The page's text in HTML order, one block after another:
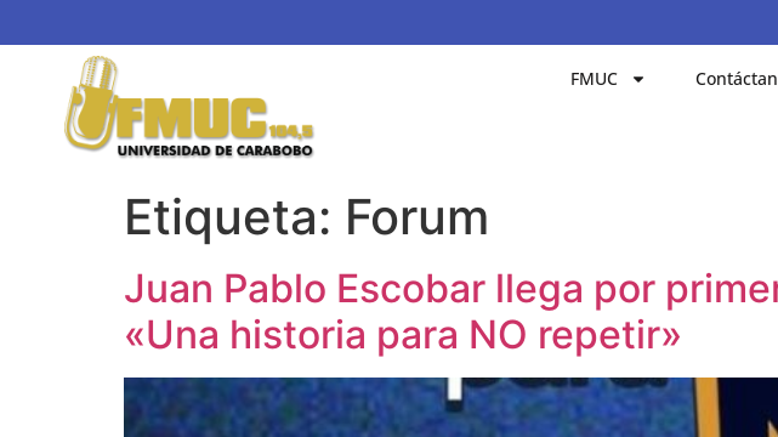
FMUC
Etiqueta: Forum
Juan Pablo Escobar llega por
«Una historia para NO repetir»